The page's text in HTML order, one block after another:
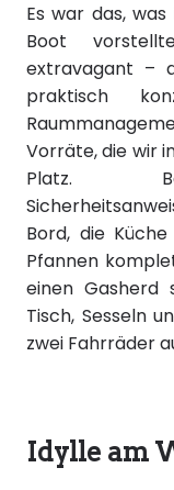
Es war das,
Boot
extravagant –
praktisch
Vorräte, die wir
Platz.
Bord, die
Pfannen
einen Gasherd
Tisch, Sesseln
zwei Fahrräder
Idylle am